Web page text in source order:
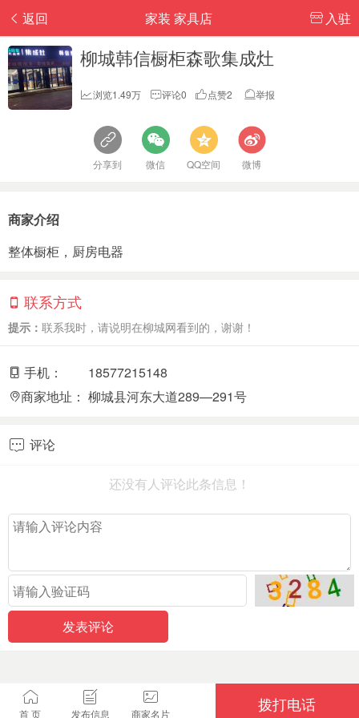
返回 入驻
家装 家具店
柳城韩信橱柜森歌集成灶
浏览1.49万 评论0 点赞2 举报
分享到 微信 QQ空间 微博
商家介绍
整体橱柜，厨房电器
联系方式
提示： 联系我时，请说明在柳城网看到的，谢谢！
手机：
18577215148
商家地址： 柳城县河东大道289—291号
 评论
还没有人评论此条信息！
拨打电话
首 页 发布信息 商家名片